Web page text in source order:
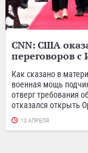
CNN: США
переговоров
Как сказано в
военная мощь
отверг требования
отказался открыть
13 АПРЕЛЯ